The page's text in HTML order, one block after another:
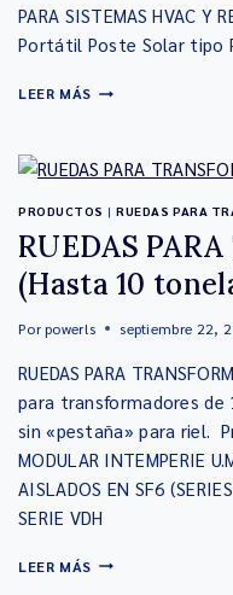
PARA SISTEMAS HVAC Y
Portátil Poste Solar tipo
LEER MÁS
PRODUCTOS |RUEDAS PARA
RUEDAS
(Hasta 10
Porpowerls septiembre 22,
RUEDAS PARA
para transformadores
sin «pestaña» para riel.
MODULAR INTEMPERIE
AISLADOS EN SF6
SERIE VDH
LEER MÁS